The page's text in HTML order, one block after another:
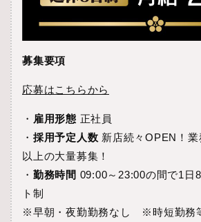
募集要項
応募はこちらから
・ 雇用形態 正社員
・ 採用予定人数 新店続々OPEN！
以上の大量募集！
・ 勤務時間 09:00～23:00の間で1日
ト制
※早朝・夜勤勤務なし ※時短勤務